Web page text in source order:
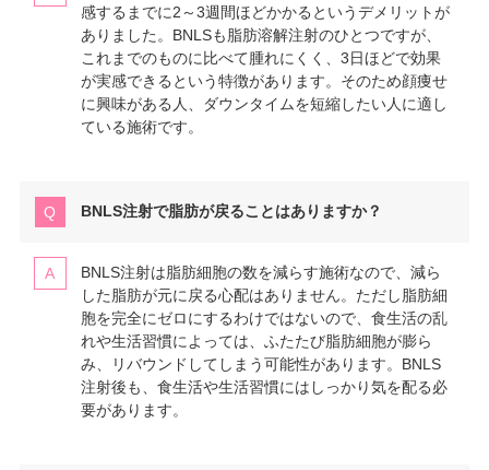
感するまでに2～3週間ほどかかるというデメリットが
ありました。BNLSも脂肪溶解注射のひとつですが、
これまでのものに比べて腫れにくく、3日ほどで効果
が実感できるという特徴があります。そのため顔痩せ
に興味がある人、ダウンタイムを短縮したい人に適し
ている施術です。
BNLS注射で脂肪が戻ることはありますか？
BNLS注射は脂肪細胞の数を減らす施術なので、減ら
した脂肪が元に戻る心配はありません。ただし脂肪細
胞を完全にゼロにするわけではないので、食生活の乱
れや生活習慣によっては、ふたたび脂肪細胞が膨ら
み、リバウンドしてしまう可能性があります。BNLS
注射後も、食生活や生活習慣にはしっかり気を配る必
要があります。